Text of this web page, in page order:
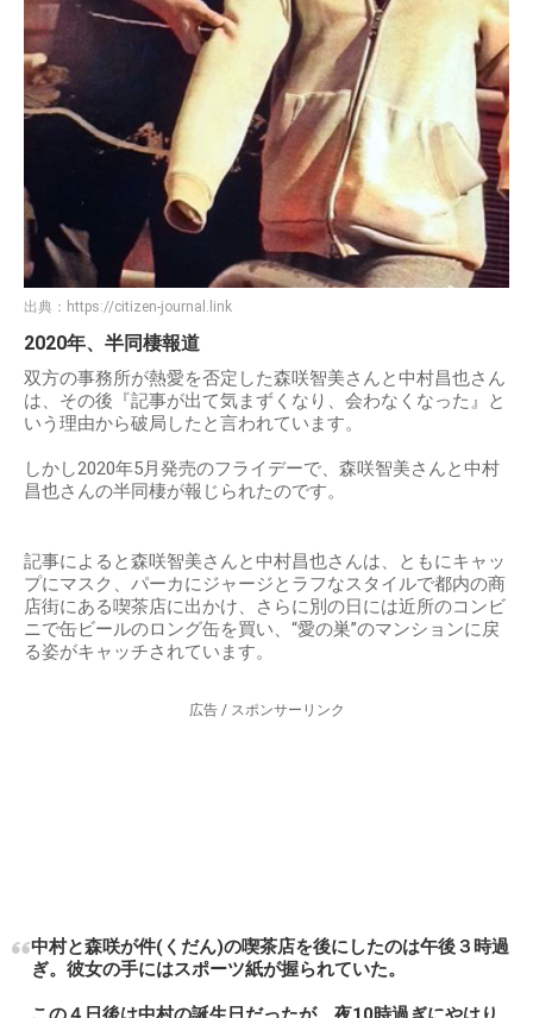
出典： https://citizen-journal.link
2020年、半同棲報道
双方の事務所が熱愛を否定した森咲智美さんと中村昌也さん
は、その後『記事が出て気まずくなり、会わなくなった』と
いう理由から破局したと言われています。
しかし2020年5月発売のフライデーで、森咲智美さんと中村
昌也さんの半同棲が報じられたのです。
記事によると森咲智美さんと中村昌也さんは、ともにキャッ
プにマスク、パーカにジャージとラフなスタイルで都内の商
店街にある喫茶店に出かけ、さらに別の日には近所のコンビ
ニで缶ビールのロング缶を買い、“愛の巣”のマンションに戻
る姿がキャッチされています。
広告 / スポンサーリンク
中村と森咲が件(くだん)の喫茶店を後にしたのは午後３時過
ぎ。彼女の手にはスポーツ紙が握られていた。